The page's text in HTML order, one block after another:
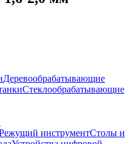
Деревообрабатывающие
Стеклообрабатывающие
инструментСтолы и